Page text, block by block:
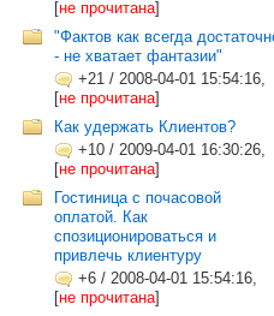
[не прочитана]
"Фактов как всегда
- не хватает фантазии"
+21 / 2008-04-01 15:54:16,
[не прочитана]
Как удержать Клиентов?
+10 / 2009-04-01 16:30:26,
[не прочитана]
Гостиница с почасовой
оплатой. Как
спозиционироваться и
привлечь клиентуру
+6 / 2008-04-01 15:54:16,
[не прочитана]